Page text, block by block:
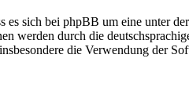
es sich bei phpBB um eine unter
werden durch die
die Verwendung der